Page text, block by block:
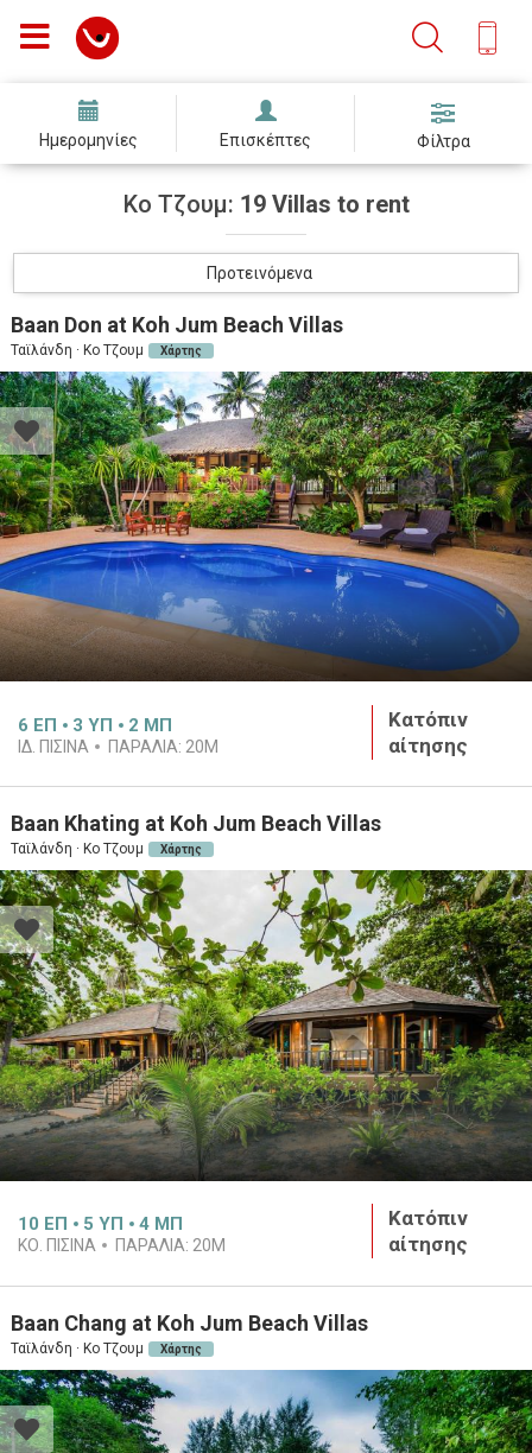
Ημερομηνίες Επισκέπτες Φίλτρα
Κο Τζουμ: 19 Villas to rent
Προτεινόμενα
Baan Don at Koh Jum Beach Villas
Ταϊλάνδη · Κο Τζουμ Χάρτης
6 ΕΠ 3 ΥΠ 2 ΜΠ
ΙΔ. ΠΙΣΙΝΑ ΠΑΡΑΛΙΑ: 20M
Κατόπιν
αίτησης
Baan Khating at Koh Jum Beach Villas
Ταϊλάνδη · Κο Τζουμ Χάρτης
10 ΕΠ 5 ΥΠ 4 ΜΠ
ΚΟ. ΠΙΣΙΝΑ ΠΑΡΑΛΙΑ: 20M
Κατόπιν
αίτησης
Baan Chang at Koh Jum Beach Villas
Ταϊλάνδη · Κο Τζουμ Χάρτης